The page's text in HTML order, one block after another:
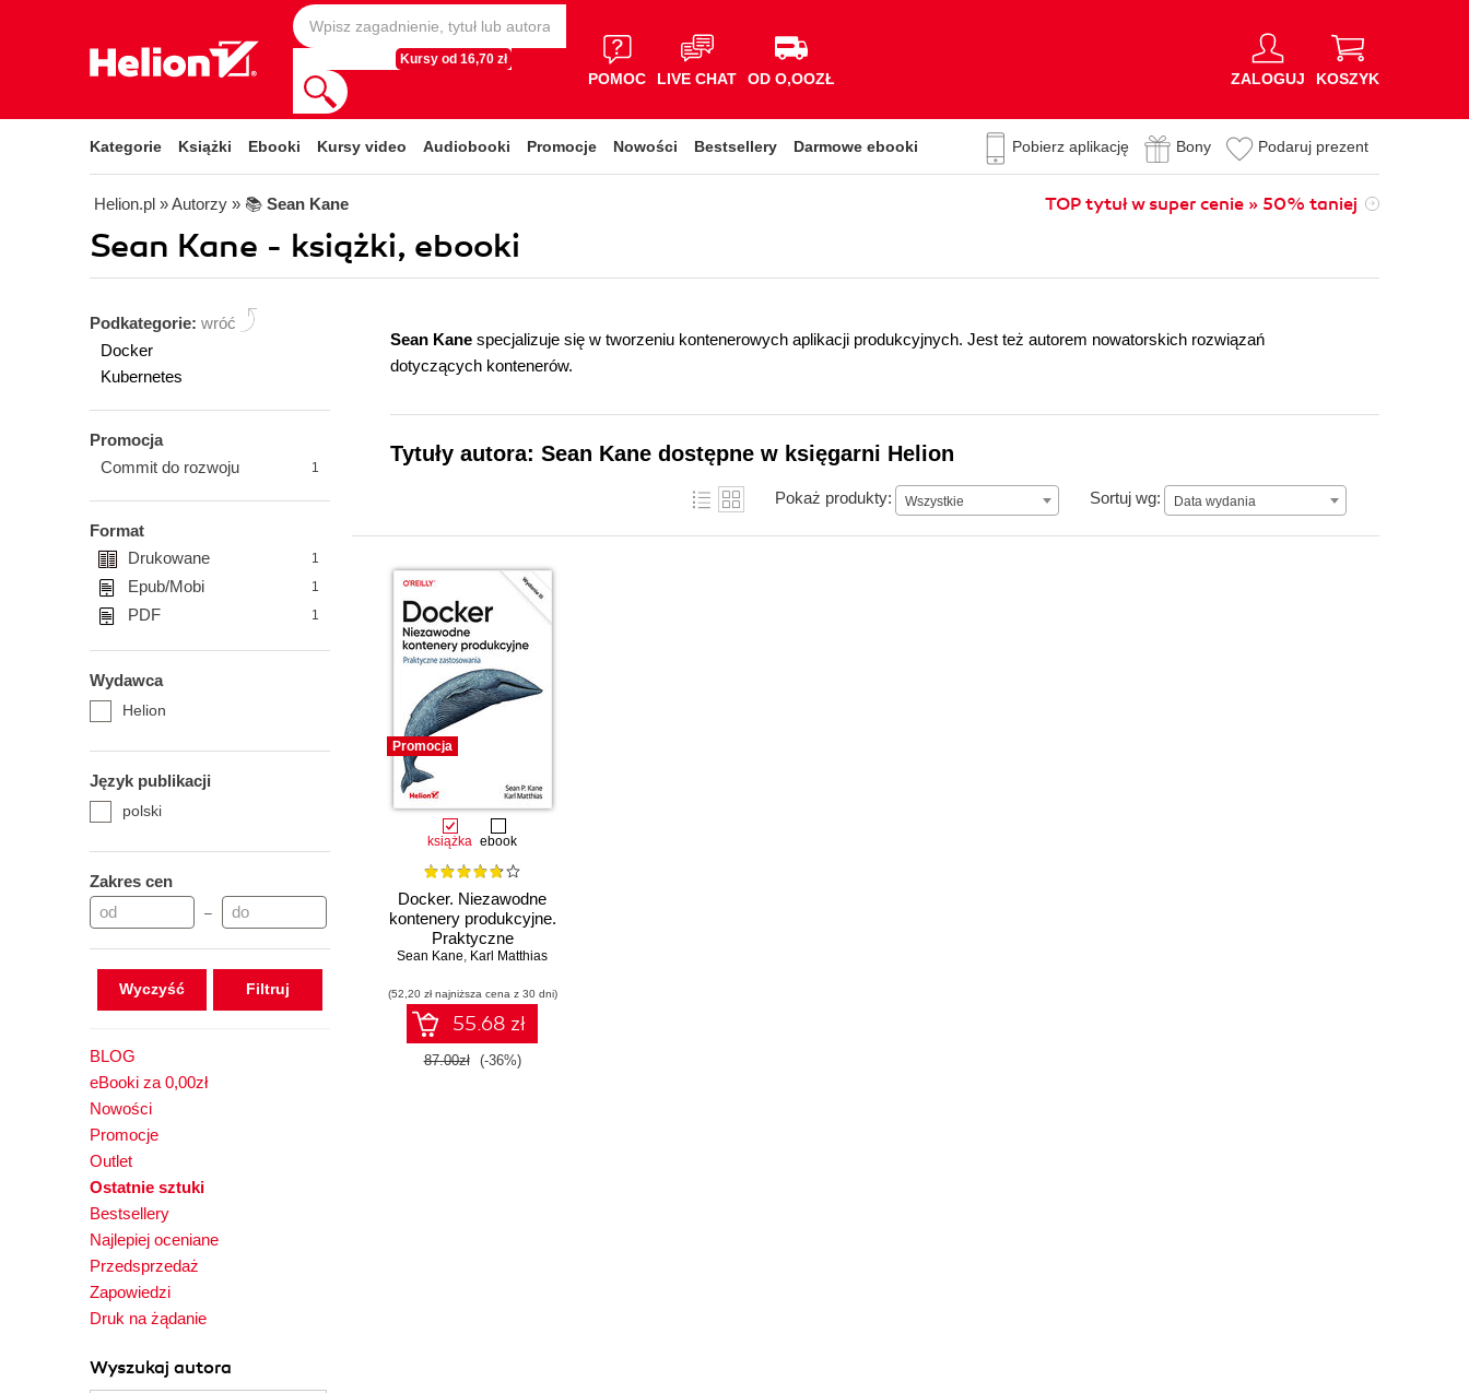
Kursy od 16,70 zł
POMOC LIVE CHAT OD O,OOZŁ ZALOGUJ KOSZYK
Kategorie Książki Ebooki Kursy video Audiobooki Promocje Nowości Bestsellery Darmowe ebooki Pobierz aplikację Bony Podaruj prezent
Helion.pl » Autorzy » 📚 Sean Kane TOP tytuł w super cenie » 50% taniej
Sean Kane - książki, ebooki
Podkategorie: wróć
Docker
Kubernetes
Promocja
Commit do rozwoju
1
Format
Drukowane
1
Epub/Mobi 1
PDF 1
Wydawca
Helion
Język publikacji
polski
Zakres cen
–
Wyczyść
BLOG
eBooki za 0,00zł
Nowości
Promocje
Outlet
Ostatnie sztuki
Bestsellery
Najlepiej oceniane
Przedsprzedaż
Zapowiedzi
Druk na żądanie
Wyszukaj autora
Sean Kane specjalizuje się w tworzeniu kontenerowych aplikacji produkcyjnych. Jest też autorem nowatorskich rozwiązań
dotyczących kontenerów.
Tytuły autora: Sean Kane dostępne w księgarni Helion
Pokaż produkty: Wszystkie Sortuj wg: Data wydania
Data wydania
Promocja
książka ebook
Docker. Niezawodne
kontenery produkcyjne.
Praktyczne
zastosowania. Wydanie
Sean Kane, Karl Matthias
(52,20 zł najniższa cena z 30 dni)
55.68 zł
87.00zł (-36%)